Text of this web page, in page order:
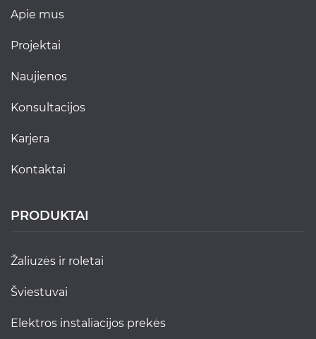
apie mus
projektai
naujienos
konsultacijos
karjera
kontaktai
PRODUKTAI
žaliuzės ir roletai
šviestuvai
elektros instaliacijos prekės